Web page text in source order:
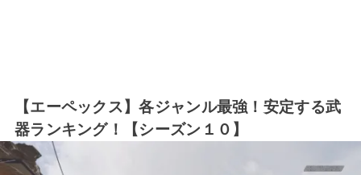
【エーペックス】各ジャンル最強！安定する武
器ランキング！【シーズン１０】